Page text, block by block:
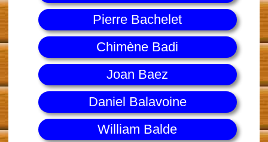
Pierre Bachelet
Chimène Badi
Joan Baez
Daniel Balavoine
William Balde